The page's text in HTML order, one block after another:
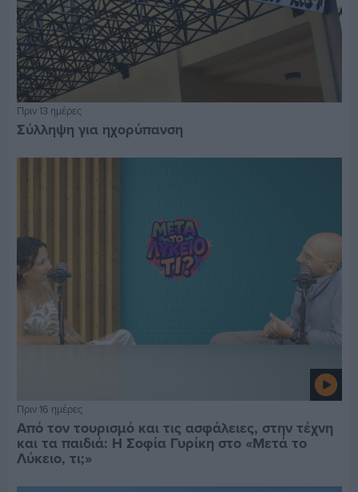
Πριν 13 ημέρες
Σύλληψη για ηχορύπανση
Πριν 16 ημέρες
Από τον τουρισμό και τις ασφάλειες, στην τέχνη
και τα παιδιά: Η Σοφία Γυρίκη στο «Μετά το
Λύκειο, τι;»